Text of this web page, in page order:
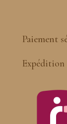
Paiement
Expédition